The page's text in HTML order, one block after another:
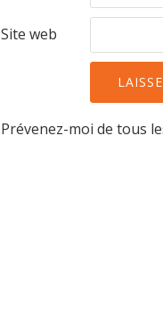
Site web
Prévenez-moi de tous